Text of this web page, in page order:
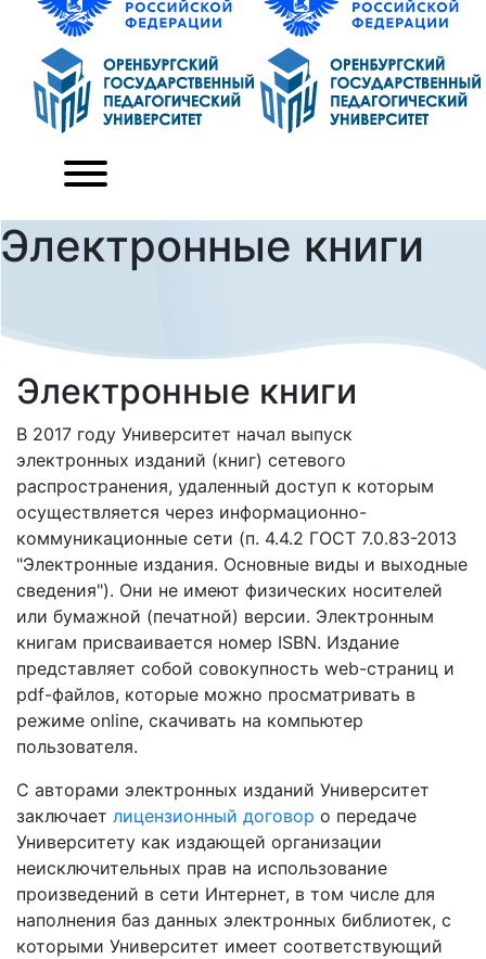
Электронные книги
Электронные книги
В 2017 году Университет начал выпуск
электронных изданий (книг) сетевого
распространения, удаленный доступ к которым
осуществляется через информационно-
коммуникационные сети (п. 4.4.2 ГОСТ 7.0.83-2013
"Электронные издания. Основные виды и выходные
сведения"). Они не имеют физических носителей
или бумажной (печатной) версии. Электронным
книгам присваивается номер ISBN. Издание
представляет собой совокупность web-страниц и
pdf-файлов, которые можно просматривать в
режиме online, скачивать на компьютер
пользователя.
С авторами электронных изданий Университет
заключает лицензионный договор о передаче
Университету как издающей организации
неисключительных прав на использование
произведений в сети Интернет, в том числе для
наполнения баз данных электронных библиотек, с
которыми Университет имеет соответствующий